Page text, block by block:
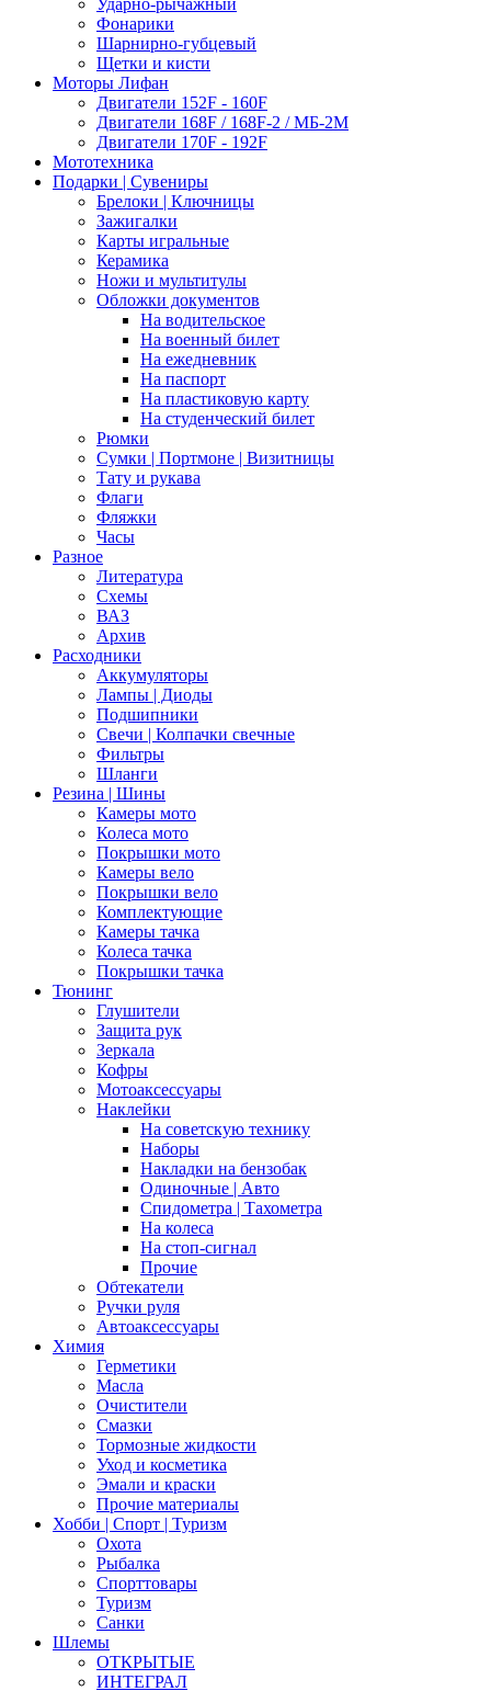
Ударно-рычажный
Фонарики
Шарнирно-губцевый
Щетки и кисти
Моторы Лифан
Двигатели 152F - 160F
Двигатели 168F / 168F-2 / МБ-2М
Двигатели 170F - 192F
Мототехника
Подарки | Сувениры
Брелоки | Ключницы
Зажигалки
Карты игральные
Керамика
Ножи и мультитулы
Обложки документов
На водительское
На военный билет
На ежедневник
На паспорт
На пластиковую карту
На студенческий билет
Рюмки
Сумки | Портмоне | Визитницы
Тату и рукава
Флаги
Фляжки
Часы
Разное
Литература
Схемы
ВАЗ
Архив
Расходники
Аккумуляторы
Лампы | Диоды
Подшипники
Свечи | Колпачки свечные
Фильтры
Шланги
Резина | Шины
Камеры мото
Колеса мото
Покрышки мото
Камеры вело
Покрышки вело
Комплектующие
Камеры тачка
Колеса тачка
Покрышки тачка
Тюнинг
Глушители
Защита рук
Зеркала
Кофры
Мотоаксессуары
Наклейки
На советскую технику
Наборы
Накладки на бензобак
Одиночные | Авто
Спидометра | Тахометра
На колеса
На стоп-сигнал
Прочие
Обтекатели
Ручки руля
Автоаксессуары
Химия
Герметики
Масла
Очистители
Смазки
Тормозные жидкости
Уход и косметика
Эмали и краски
Прочие материалы
Хобби | Cпорт | Туризм
Охота
Рыбалка
Спорттовары
Туризм
Санки
Шлемы
ОТКРЫТЫЕ
ИНТЕГРАЛ